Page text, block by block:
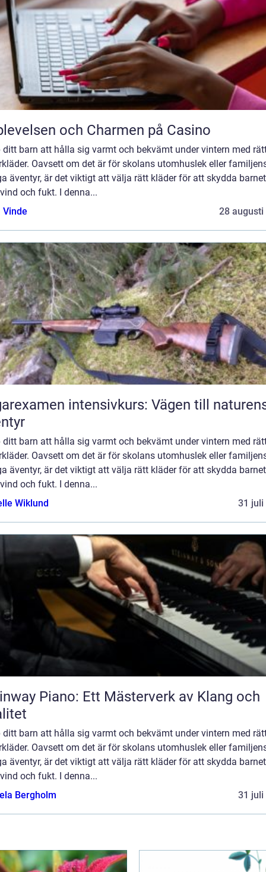
och Charmen på Casino
ditt barn att hålla sig varmt och bekvämt under vintern med
Oavsett om det är för skolans utomhuslek eller
äventyr, är det viktigt att välja rätt kläder för att skydda
och fukt. I denna...
Vinde
28 augusti
intensivkurs: Vägen till
ditt barn att hålla sig varmt och bekvämt under vintern med
Oavsett om det är för skolans utomhuslek eller
äventyr, är det viktigt att välja rätt kläder för att skydda
och fukt. I denna...
Wiklund
31 juli
Piano: Ett Mästerverk av Klang och
ditt barn att hålla sig varmt och bekvämt under vintern med
Oavsett om det är för skolans utomhuslek eller
äventyr, är det viktigt att välja rätt kläder för att skydda
och fukt. I denna...
Bergholm
31 juli